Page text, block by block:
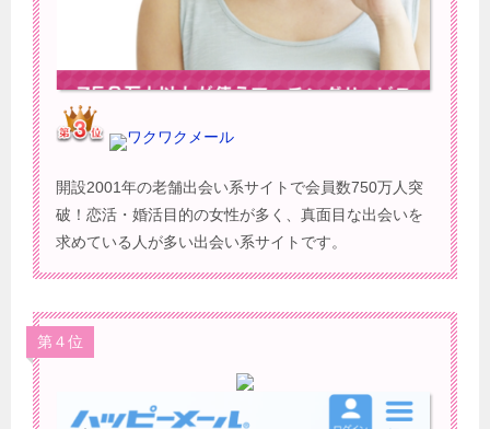
ワクワクメール
開設2001年の老舗出会い系サイトで会員数750万人突
破！恋活・婚活目的の女性が多く、真面目な出会いを
求めている人が多い出会い系サイトです。
第４位